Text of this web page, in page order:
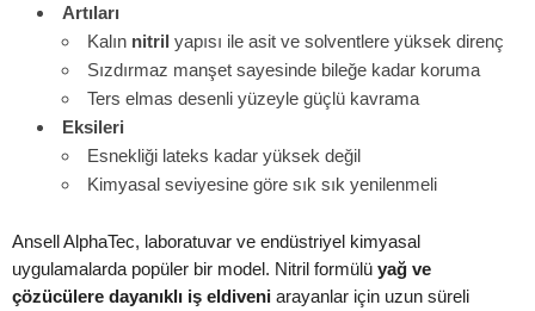
Artıları
Kalın nitril yapısı ile asit ve solventlere yüksek direnç
Sızdırmaz manşet sayesinde bileğe kadar koruma
Ters elmas desenli yüzeyle güçlü kavrama
Eksileri
Esnekliği lateks kadar yüksek değil
Kimyasal seviyesine göre sık sık yenilenmeli
Ansell AlphaTec, laboratuvar ve endüstriyel kimyasal
uygulamalarda popüler bir model. Nitril formülü yağ ve
çözücülere dayanıklı iş eldiveni arayanlar için uzun süreli